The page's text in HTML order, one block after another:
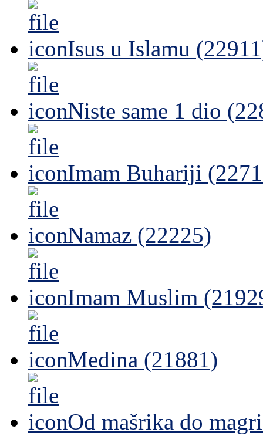
Isus u Islamu
Niste same 1 dio
Imam Buhariji
Namaz (22225)
Imam Muslim
Medina (21881)
Od mašrika do